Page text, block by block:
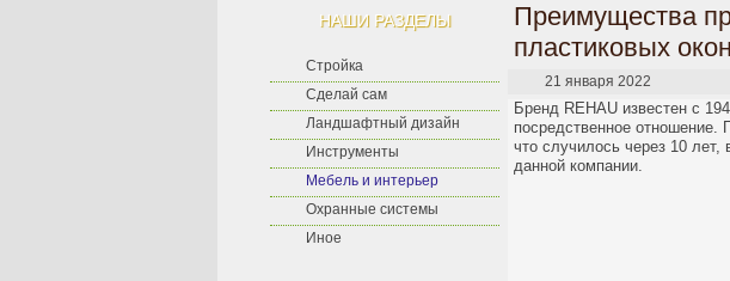
НАШИ РАЗДЕЛЫ
Стройка
Сделай сам
Ландшафтный дизайн
Инструменты
Мебель и интерьер
Охранные системы
Иное
Преимущества
пластиковых
21 января 2022
Бренд REHAU известен с
посредственное отношение.
что случилось через 10 лет,
данной компании.